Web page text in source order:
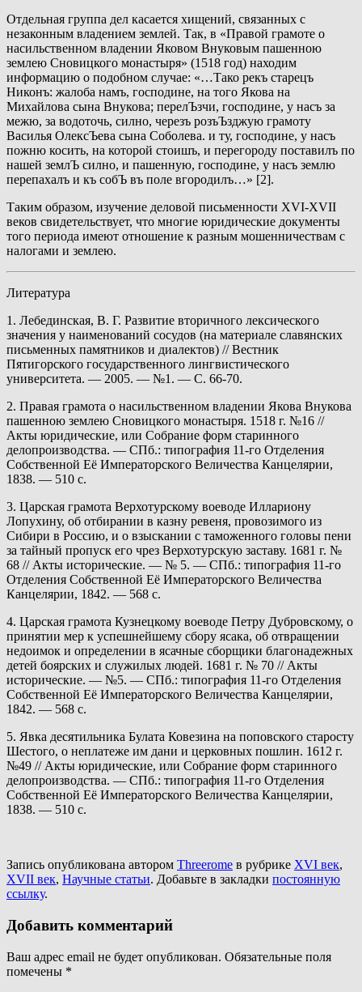
Отдельная группа дел касается хищений, связанных с
незаконным владением землей. Так, в «Правой грамоте о
насильственном владении Яковом Внуковым пашенною
землею Сновицкого монастыря» (1518 год) находим
информацию о подобном случае: «…Тако рекъ старецъ
Никонъ: жалоба намъ, господине, на того Якова на
Михайлова сына Внукова; перелЪзчи, господине, у насъ за
межю, за водоточь, силно, черезъ розъЪзджую грамоту
Василья ОлексЪева сына Соболева. и ту, господине, у насъ
пожню косить, на которой стоишъ, и перегороду поставилъ по
нашей землЪ силно, и пашенную, господине, у насъ землю
перепахалъ и къ собЪ въ поле вгородилъ…» [2].
Таким образом, изучение деловой письменности ХVI-ХVII
веков свидетельствует, что многие юридические документы
того периода имеют отношение к разным мошенничествам с
налогами и землею.
Литература
1. Лебединская, В. Г. Развитие вторичного лексического
значения у наименований сосудов (на материале славянских
письменных памятников и диалектов) // Вестник
Пятигорского государственного лингвистического
университета. — 2005. — №1. — С. 66-70.
2. Правая грамота о насильственном владении Якова Внукова
пашенною землею Сновицкого монастыря. 1518 г. №16 //
Акты юридические, или Собрание форм старинного
делопроизводства. — СПб.: типография 11-го Отделения
Собственной Её Императорского Величества Канцелярии,
1838. — 510 с.
3. Царская грамота Верхотурскому воеводе Иллариону
Лопухину, об отбирании в казну ревеня, провозимого из
Сибири в Россию, и о взыскании с таможенного головы пени
за тайный пропуск его чрез Верхотурскую заставу. 1681 г. №
68 // Акты исторические. — № 5. — СПб.: типография 11-го
Отделения Собственной Её Императорского Величества
Канцелярии, 1842. — 568 с.
4. Царская грамота Кузнецкому воеводе Петру Дубровскому, о
принятии мер к успешнейшему сбору ясака, об отвращении
недоимок и определении в ясачные сборщики благонадежных
детей боярских и служилых людей. 1681 г. № 70 // Акты
исторические. — №5. — СПб.: типография 11-го Отделения
Собственной Её Императорского Величества Канцелярии,
1842. — 568 с.
5. Явка десятильника Булата Ковезина на поповского старосту
Шестого, о неплатеже им дани и церковных пошлин. 1612 г.
№49 // Акты юридические, или Собрание форм старинного
делопроизводства. — СПб.: типография 11-го Отделения
Собственной Её Императорского Величества Канцелярии,
1838. — 510 с.
Запись опубликована автором Threerome в рубрике XVI век,
XVII век, Научные статьи. Добавьте в закладки постоянную
ссылку.
Добавить комментарий
Ваш адрес email не будет опубликован. Обязательные поля
помечены *